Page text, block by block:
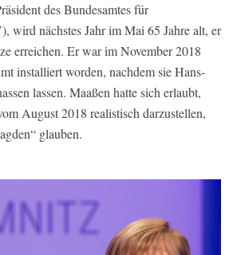
des Bundesamtes für
wird nächstes Jahr im Mai 65 Jahre alt, er
erreichen. Er war im November 2018
installiert worden, nachdem sie Hans-
lassen. Maaßen hatte sich erlaubt,
August 2018 realistisch darzustellen,
glauben.